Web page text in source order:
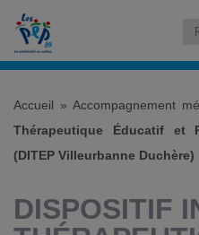
Accueil » Accompagnement
Thérapeutique Éducatif et
(DITEP Villeurbanne Duchère)
DISPOSITIF